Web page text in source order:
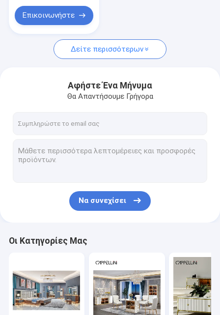
Αρχική Σελίδα
Προϊόντα
Σχετικά με εμάς
Ποιοτικός έλεγχος
επαφή
Όλες οι περιπτώσεις
Έπιπλα τραπεζαρίας
Έπιπλα καθιστικού
καθορισμένο
Επικοινωνήστε
Δείτε περισσότερων
Αφήστε Ένα Μήνυμα
Θα Απαντήσουμε Γρήγορα
Να συνεχίσει
Οι Κατηγορίες Μας